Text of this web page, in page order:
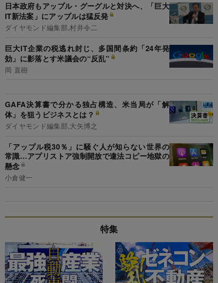
日本政府もアップル・グーグルと対決へ、「巨大
IT新法案」にアップルは猛反発
ダイヤモンド編集部,村井令二
巨大IT企業の税逃れ封じ、多国間条約「24年発
効」に影落とす米議会の“反乱”
岡 直樹
GAFA決算書で分かる独占構造、米当局が「解
体」を狙うビジネスとは？
ダイヤモンド編集部,大矢博之
「アップル税30％」に騒ぐ人が知らない世界の
常識…アプリストア強制開放で違法コピー地獄の
懸念
小倉健一
特集